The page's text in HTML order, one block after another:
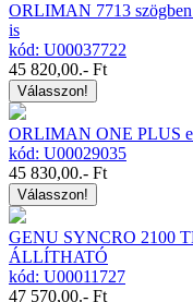
ORLIMAN 7713 szögben
is
kód: U00037722
45 820,00.- Ft
Válasszon!
ORLIMAN ONE PLUS
kód: U00029035
45 830,00.- Ft
Válasszon!
GENU SYNCRO 2100
ÁLLÍTHATÓ
kód: U00011727
47 570,00.- Ft